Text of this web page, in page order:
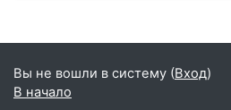
Дополнительные блоки
Вы не вошли в систему (Вход)
В начало